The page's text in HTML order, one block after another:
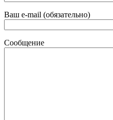
Ваш e-mail (обязательно)
Сообщение